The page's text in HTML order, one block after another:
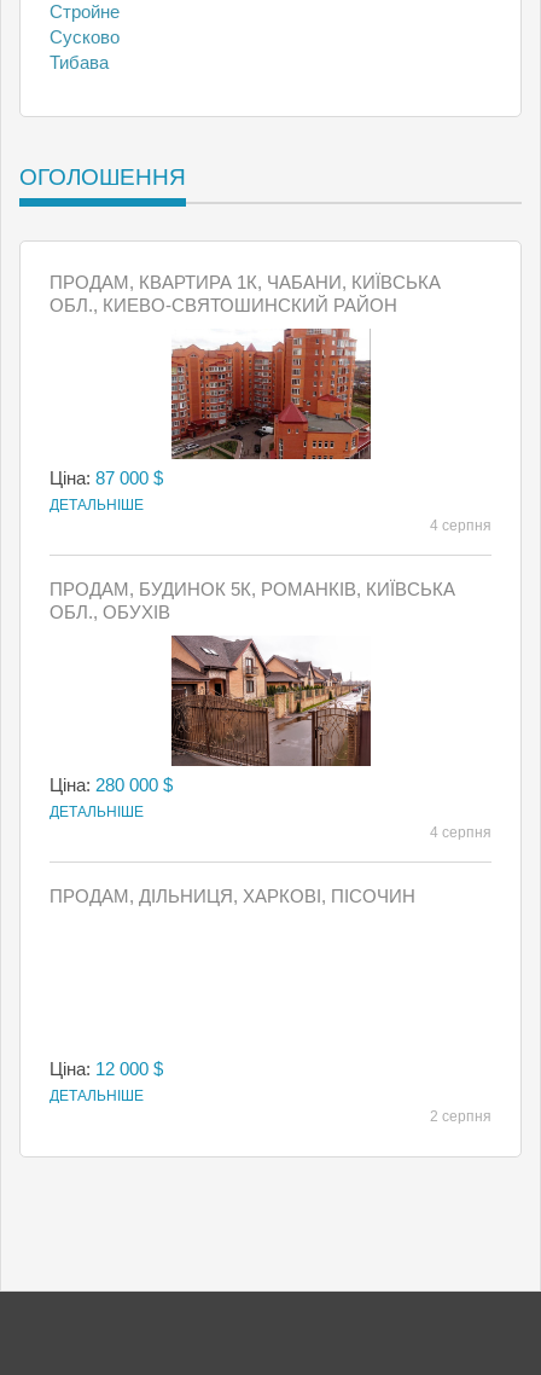
Стройне
Сусково
Тибава
ОГОЛОШЕННЯ
ПРОДАМ, КВАРТИРА 1К, ЧАБАНИ, КИЇВСЬКА
ОБЛ., КИЕВО-СВЯТОШИНСКИЙ РАЙОН
Ціна: 87 000 $
ДЕТАЛЬНІШЕ
4 серпня
ПРОДАМ, БУДИНОК 5К, РОМАНКІВ, КИЇВСЬКА
ОБЛ., ОБУХІВ
Ціна: 280 000 $
ДЕТАЛЬНІШЕ
4 серпня
ПРОДАМ, ДІЛЬНИЦЯ, ХАРКОВІ, ПІСОЧИН
Ціна: 12 000 $
ДЕТАЛЬНІШЕ
2 серпня